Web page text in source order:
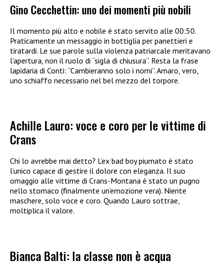
Gino Cecchettin: uno dei momenti più nobili
Il momento più alto e nobile è stato servito alle 00:50.
Praticamente un messaggio in bottiglia per panettieri e
tiratardi. Le sue parole sulla violenza patriarcale meritavano
l’apertura, non il ruolo di “sigla di chiusura”. Resta la frase
lapidaria di Conti: “Cambieranno solo i nomi”. Amaro, vero,
uno schiaffo necessario nel bel mezzo del torpore.
Achille Lauro: voce e coro per le vittime di
Crans
Chi lo avrebbe mai detto? L’ex bad boy piumato è stato
l’unico capace di gestire il dolore con eleganza. Il suo
omaggio alle vittime di Crans-Montana è stato un pugno
nello stomaco (finalmente un’emozione vera). Niente
maschere, solo voce e coro. Quando Lauro sottrae,
moltiplica il valore.
Bianca Balti: la classe non è acqua